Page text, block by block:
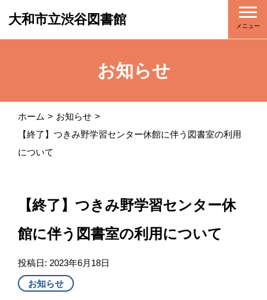
大和市立渋谷図書館 メニュー
お知らせ
ホーム
お知らせ
【終了】つきみ野学習センター休館に伴う図書室の利用
について
【終了】つきみ野学習センター休
館に伴う図書室の利用について
投稿日: 2023年6月18日
お知らせ